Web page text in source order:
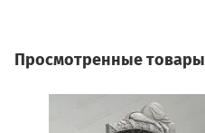
Просмотренные товары